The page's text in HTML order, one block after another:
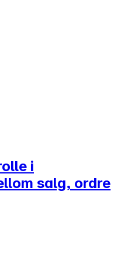
i
salg, ordre